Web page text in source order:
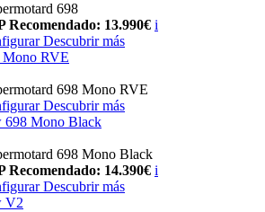
698
Recomendado: 13.990€ i
Descubrir más
Mono RVE
698 Mono RVE
Descubrir más
698 Mono Black
698 Mono Black
Recomendado: 14.390€ i
Descubrir más
V2